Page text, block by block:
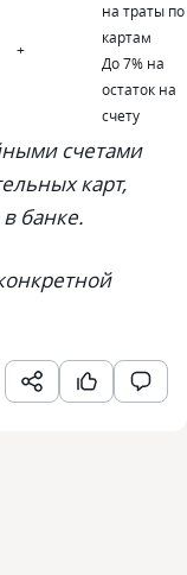
+
на траты по
картам
До 7% на
остаток на
счету
счетами
карт,
банке.